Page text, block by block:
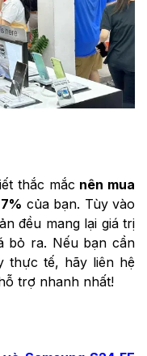
thắc mắc nên mua
của bạn. Tùy vào
đều mang lại giá trị
bỏ ra. Nếu bạn cần
thực tế, hãy liên hệ
trợ nhanh nhất!